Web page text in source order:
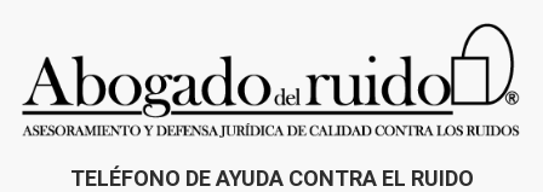
TELÉFONO DE AYUDA CONTRA EL RUIDO